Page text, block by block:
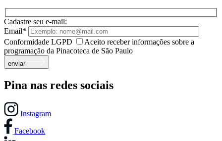
Cadastre seu e-mail:
Email*
Conformidade LGPD
Aceito receber informações sobre a
programação da Pinacoteca de São Paulo
enviar
Pina nas redes sociais
Instagram
Facebook